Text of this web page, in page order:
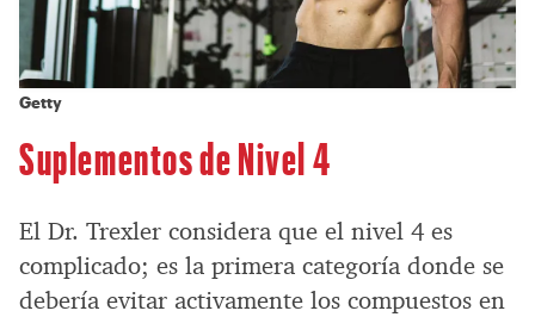
Getty
Suplementos de Nivel 4
El Dr. Trexler considera que el nivel 4 es
complicado; es la primera categoría donde se
debería evitar activamente los compuestos en